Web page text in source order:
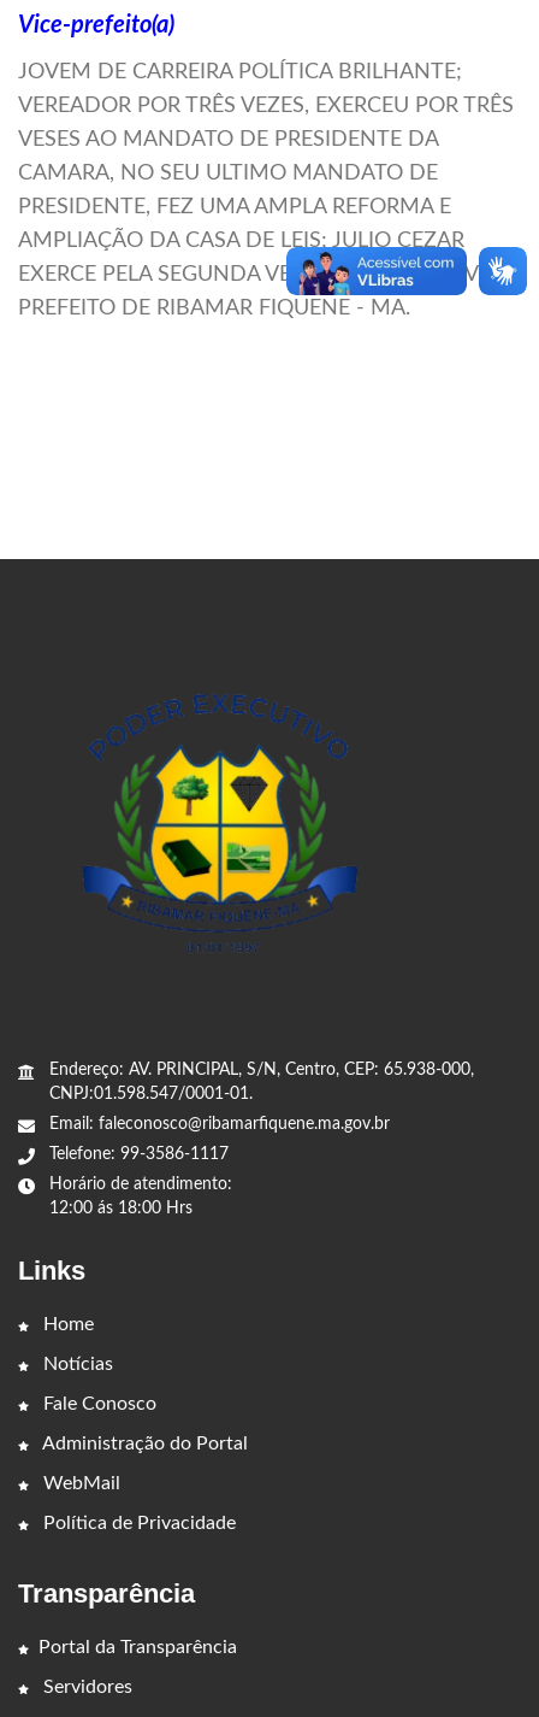
Vice-prefeito(a)
JOVEM DE CARREIRA POLÍTICA BRILHANTE;
VEREADOR POR TRÊS VEZES, EXERCEU POR TRÊS
VESES AO MANDATO DE PRESIDENTE DA
CAMARA, NO SEU ULTIMO MANDATO DE
PRESIDENTE, FEZ UMA AMPLA REFORMA E
AMPLIAÇÃO DA CASA DE LEIS; JULIO CEZAR
EXERCE PELA SEGUNDA VEZ A FUNÇÃO DE VICE
PREFEITO DE RIBAMAR FIQUENE - MA.
Endereço: AV. PRINCIPAL, S/N, Centro, CEP: 65.938-000,
CNPJ:01.598.547/0001-01.
Email: faleconosco@ribamarfiquene.ma.gov.br
Telefone: 99-3586-1117
Horário de atendimento:
12:00 ás 18:00 Hrs
Links
Home
Notícias
Fale Conosco
Administração do Portal
WebMail
Política de Privacidade
Transparência
Portal da Transparência
Servidores